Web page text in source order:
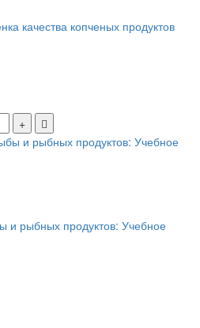
качества копченых продуктов
и рыбных продуктов: Учебное